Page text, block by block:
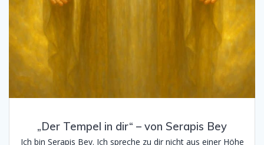
„Der Tempel in dir“ – von Serapis Bey
Ich bin Serapis Bey. Ich spreche zu dir nicht aus einer Höhe